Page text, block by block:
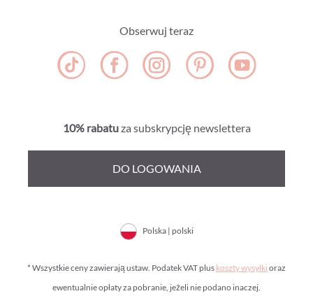
Obserwuj teraz
10% rabatuza subskrypcję newslettera
DO LOGOWANIA
Polska | polski
* Wszystkie ceny zawierają ustaw. Podatek VAT plus koszty wysyłki oraz
ewentualnie opłaty za pobranie, jeżeli nie podano inaczej.